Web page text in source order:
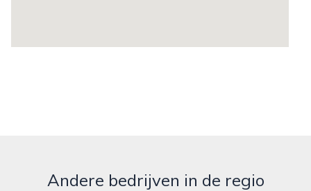
Andere bedrijven in de regio